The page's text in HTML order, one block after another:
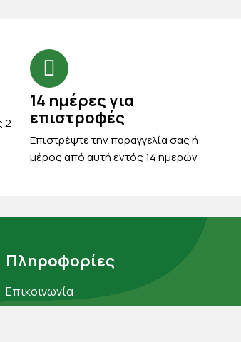
2
14 ημέρες για
επιστροφές
Eπιστρέψτε την παραγγελία σας ή
μέρος από αυτή εντός 14 ημερών
Πληροφορίες
Επικοινωνία
Σχετικά με εμάς